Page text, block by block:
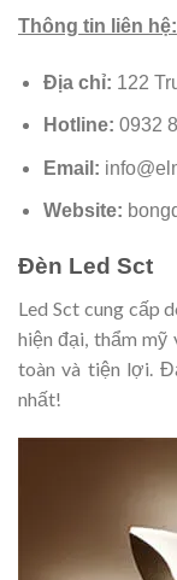
Thông tin liên hệ:
Địa chỉ: 122
Hotline: 0932
Email:
Website:
Đèn Led Sct
Led Sct cung cấp
hiện đại, thẩm mỹ
toàn và tiện lợi.
nhất!